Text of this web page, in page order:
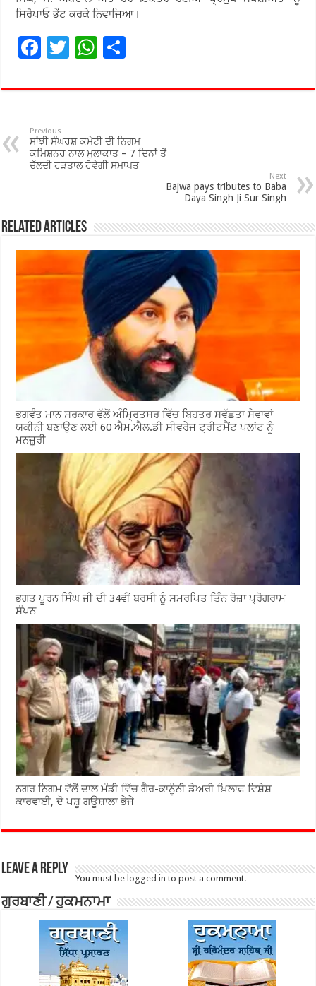
ਸਿਰੋਪਾਓ ਭੇਂਟ ਕਰਕੇ ਨਿਵਾਜਿਆ।
F
e
o
o
T
tt
W
at
p
p
ar
Previous
ਸਾਂਝੀ ਸੰਘਰਸ਼ ਕਮੇਟੀ ਦੀ ਨਿਗਮ
ਕਮਿਸ਼ਨਰ ਨਾਲ ਮੁਲਾਕਾਤ – 7 ਦਿਨਾਂ ਤੋਂ
ਚੱਲਦੀ ਹੜਤਾਲ ਹੋਵੇਗੀ ਸਮਾਪਤ
Next
Bajwa pays tributes to Baba
Daya Singh Ji Sur Singh
Related Articles
ਭਗਵੰਤ ਮਾਨ ਸਰਕਾਰ ਵੱਲੋਂ ਅੰਮ੍ਰਿਤਸਰ ਵਿੱਚ ਬਿਹਤਰ ਸਵੱਛਤਾ ਸੇਵਾਵਾਂ
ਯਕੀਨੀ ਬਣਾਉਣ ਲਈ 60 ਐਮ.ਐਲ.ਡੀ ਸੀਵਰੇਜ ਟ੍ਰੀਟਮੈਂਟ ਪਲਾਂਟ ਨੂੰ
ਮਨਜ਼ੂਰੀ
ਭਗਤ ਪੂਰਨ ਸਿੰਘ ਜੀ ਦੀ 34ਵੀਂ ਬਰਸੀ ਨੂੰ ਸਮਰਪਿਤ ਤਿੰਨ ਰੋਜ਼ਾ ਪ੍ਰੋਗਰਾਮ
ਸੰਪਨ
ਨਗਰ ਨਿਗਮ ਵੱਲੋਂ ਦਾਲ ਮੰਡੀ ਵਿੱਚ ਗੈਰ-ਕਾਨੂੰਨੀ ਡੇਅਰੀ ਖ਼ਿਲਾਫ਼ ਵਿਸ਼ੇਸ਼
ਕਾਰਵਾਈ, ਦੋ ਪਸ਼ੂ ਗਊਸ਼ਾਲਾ ਭੇਜੇ
Leave a Reply
You must be logged in to post a comment.
ਗੁਰਬਾਣੀ / ਹੁਕਮਨਾਮਾ